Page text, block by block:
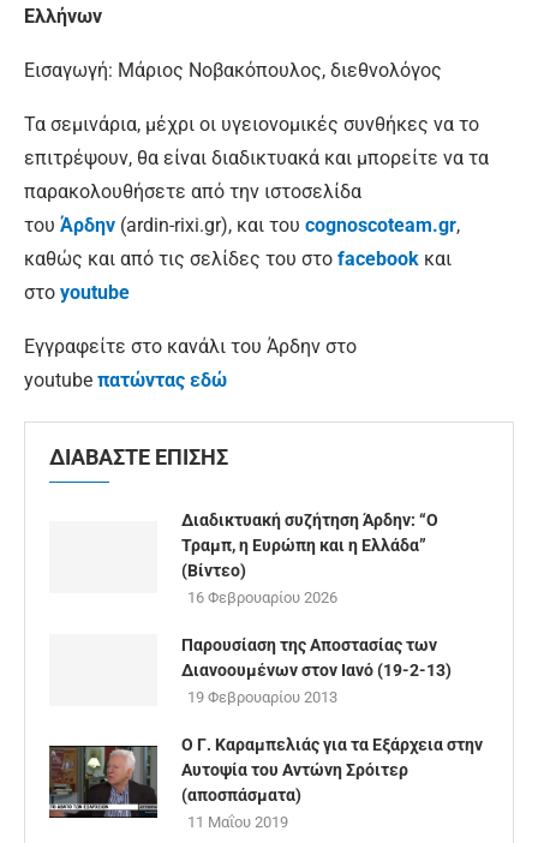
Ελλήνων
Εισαγωγή: Μάριος Νοβακόπουλος, διεθνολόγος
Τα σεμινάρια, μέχρι οι υγειονομικές συνθήκες να το
επιτρέψουν, θα είναι διαδικτυακά και μπορείτε να τα
παρακολουθήσετε από την ιστοσελίδα
του Άρδην (ardin-rixi.gr), και του cognoscoteam.gr,
καθώς και από τις σελίδες του στο facebook και
στο youtube
Εγγραφείτε στο κανάλι του Άρδην στο
youtube πατώντας εδώ
ΔΙΑΒΑΣΤΕ ΕΠΙΣΗΣ
Διαδικτυακή συζήτηση Άρδην: “Ο
Τραμπ, η Ευρώπη και η Ελλάδα”
(Βίντεο)
16 Φεβρουαρίου 2026
Παρουσίαση της Αποστασίας των
Διανοουμένων στον Ιανό (19-2-13)
19 Φεβρουαρίου 2013
Ο Γ. Καραμπελιάς για τα Εξάρχεια στην
Αυτοψία του Αντώνη Σρόιτερ
(αποσπάσματα)
11 Μαΐου 2019